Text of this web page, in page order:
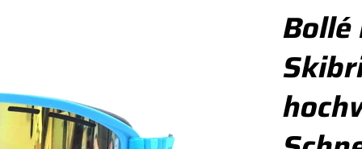
Bollé